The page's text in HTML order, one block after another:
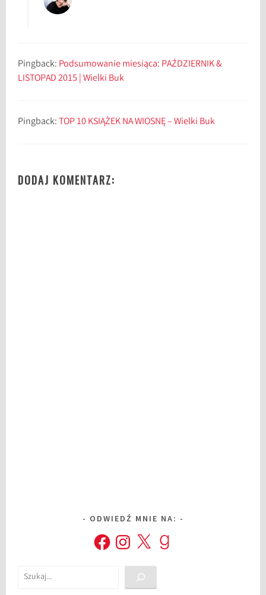
Pingback: Podsumowanie miesiąca: PAŹDZIERNIK &
LISTOPAD 2015 | Wielki Buk
Pingback:TOP 10 KSIĄŻEK NA WIOSNĘ – Wielki Buk
DODAJ KOMENTARZ:
ODWIEDŹ MNIE NA:
FacebookInstagram
X Goodreads
Szukaj